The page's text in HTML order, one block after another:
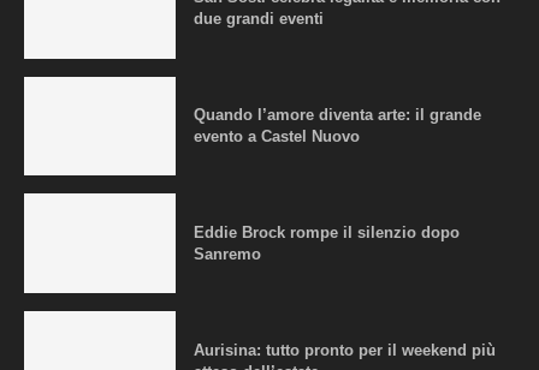
due grandi eventi
Quando l’amore diventa arte: il grande
evento a Castel Nuovo
Eddie Brock rompe il silenzio dopo
Sanremo
Aurisina: tutto pronto per il weekend più